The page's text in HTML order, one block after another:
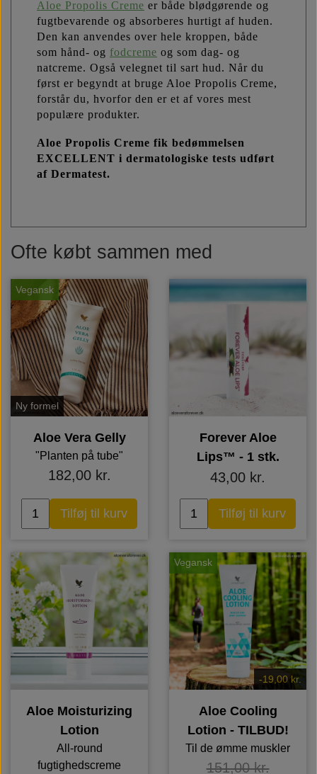
Aloe Propolis Creme er både blødgørende og
fugtbevarende og absorberes hurtigt af huden.
Den kan anvendes over hele kroppen, både
som hånd- og fodcreme og som dag- og
natcreme. Også velegnet til sart hud. Når du
først er begyndt at bruge Aloe Propolis Creme,
forstår du, hvorfor den er et af vores mest
populære produkter.
Aloe Propolis Creme fik bedømmelsen
EXCELLENT i dermatologiske tests udført
af Dermatest.
Ofte købt sammen med
Vegansk
Ny formel
Aloe Vera Gelly
"Planten på tube"
182,00 kr.
Tilføj til kurv
Forever Aloe
Lips™ - 1 stk.
43,00 kr.
Tilføj til kurv
Aloe Moisturizing
Lotion
All-round
fugtighedscreme
Vegansk
-19,00 kr.
Aloe Cooling
Lotion - TILBUD!
Til de ømme muskler
151,00 kr.